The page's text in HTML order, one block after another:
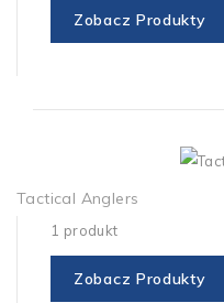
Zobacz Produkty
Tactical Anglers
1 produkt
Zobacz Produkty